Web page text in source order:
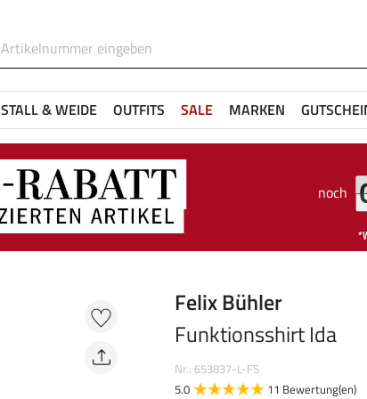
STALL & WEIDE OUTFITS SALE MARKEN
noch
Felix Bühler
Funktionsshirt Ida
Nr.: 653837-L-FS
5.0
11 Bewertung(en)